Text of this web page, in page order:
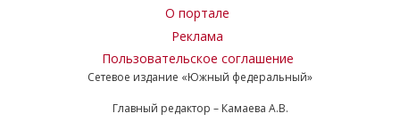
О портале
Реклама
Пользовательское соглашение
Сетевое издание «Южный федеральный»
Главный редактор – Камаева А.В.